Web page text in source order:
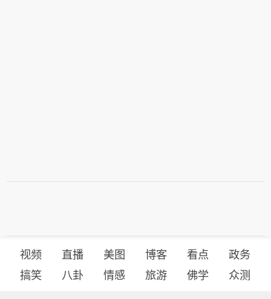
视频 直播 美图 博客 看点
政务
搞笑
八卦 情感 旅游 佛学 众测